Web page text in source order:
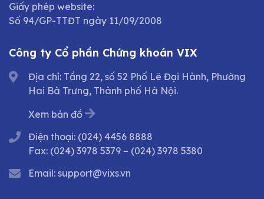
Giấy phép website:
Số 94/GP-TTĐT ngày 11/09/2008
Công ty Cổ phần Chứng khoán VIX
Địa chỉ: Tầng 22, số 52 Phố Lê Đại Hành, Phường
Hai Bà Trưng, Thành phố Hà Nội.
Xem bản đồ
Điện thoại: (024) 4456 8888
Fax: (024) 3978 5379 – (024) 3978 5380
Email: support@vixs.vn